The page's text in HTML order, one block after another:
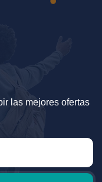
las mejores ofertas